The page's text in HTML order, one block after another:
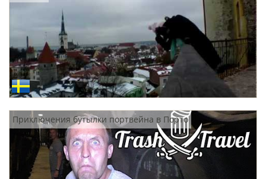
Приключения бутылки портвейна в Порто